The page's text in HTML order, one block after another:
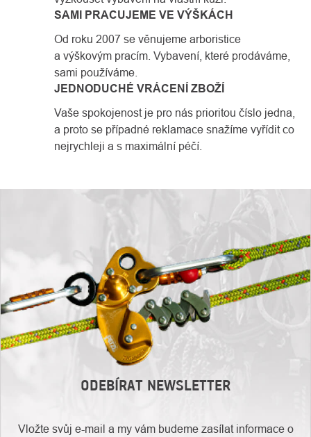
SAMI PRACUJEME VE VÝŠKÁCH
Od roku 2007 se věnujeme arboristice
a výškovým pracím. Vybavení, které prodáváme,
sami používáme.
JEDNODUCHÉ VRÁCENÍ ZBOŽÍ
Vaše spokojenost je pro nás prioritou číslo jedna,
a proto se případné reklamace snažíme vyřídit co
nejrychleji a s maximální péčí.
ODEBÍRAT NEWSLETTER
Vložte svůj e-mail a my vám budeme zasílat informace o